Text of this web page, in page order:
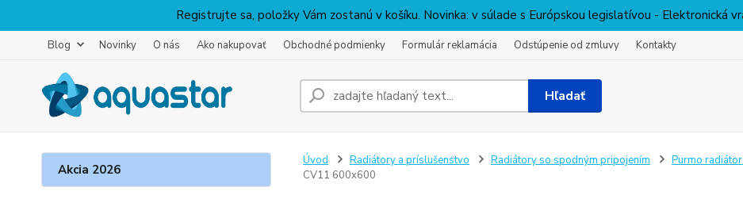
Registrujte sa, položky Vám zostanú v košíku. Novinka: v súlade s Európskou legislatívou - Elektronická
Blog Novinky O nás Ako nakupovať Obchodné podmienky Formulár reklamácia Odstúpenie od zmluvy Kontakty
Hľadať
Akcia 2026
Úvod Radiátory a príslušenstvo Radiátory so spodným pripojením Purmo
CV11 600x600